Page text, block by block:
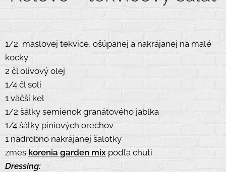
1/2 maslovej tekvice, ošúpanej a nakrájanej na malé
kocky
2 čl olivový olej
1/4 čl soli
1 väčší kel
1/2 šálky semienok granátového jablka
1/4 šálky píniových orechov
1 nadrobno nakrájanej šalotky
zmes korenia garden mix podľa chuti
Dressing: